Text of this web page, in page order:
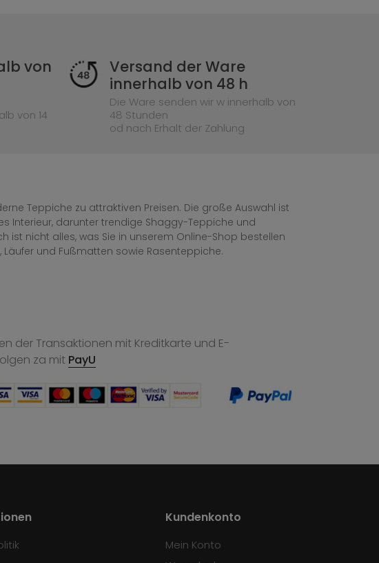
von
von 14
Versand der Ware
innerhalb von 48 h
Die Ware senden wir w innerhalb von
48 Stunden
od nach Erhalt der Zahlung
Teppiche zu attraktiven Preisen. Die große Auswahl ist
Interieur, darunter trendige Shaggy-Teppiche und
ist nicht alles, was Sie in unserem Online-Shop bestellen
und Fußmatten sowie Rasenteppiche.
der Transaktionen mit Kreditkarte und E-
za mit PayU
Kundenkonto
Mein Konto